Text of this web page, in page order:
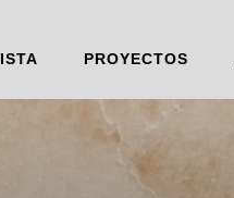
PROYECTOS